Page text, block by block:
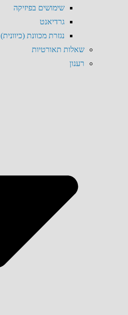
שימושים בפיזיקה
גרדיאנט
נגזרת מכוונת (כיוונית)
שאלות תאורטיות
רענון